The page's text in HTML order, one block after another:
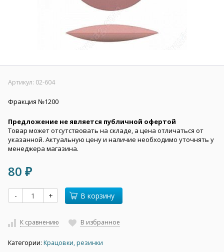
Артикул: 02-604
Фракция №1200
Предложение не является публичной офертой
Товар может отсутствовать на складе, а цена отличаться от
указанной. Актуальную цену и наличие необходимо уточнять у
менеджера магазина.
80 ₽
- + В корзину
К сравнению В избранное
Категории: Крацовки, резинки